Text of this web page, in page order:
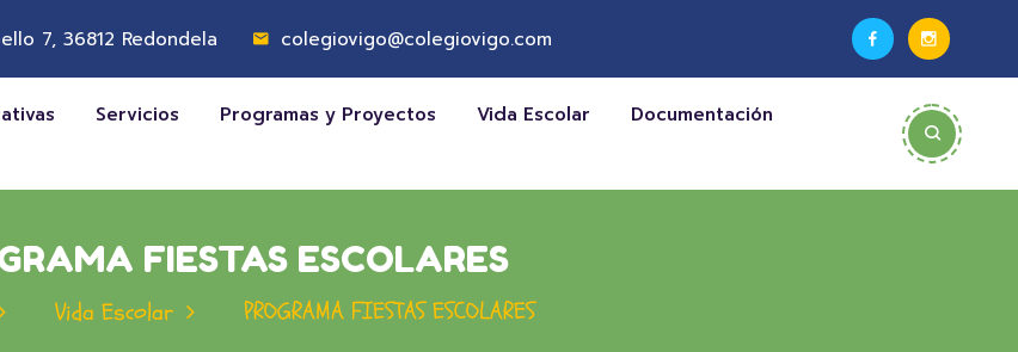
7, 36812 Redondela colegiovigo@colegiovigo.com
Servicios Programas y Proyectos Vida Escolar
Documentación
FIESTAS ESCOLARES
Vida Escolar PROGRAMA FIESTAS ESCOLARES